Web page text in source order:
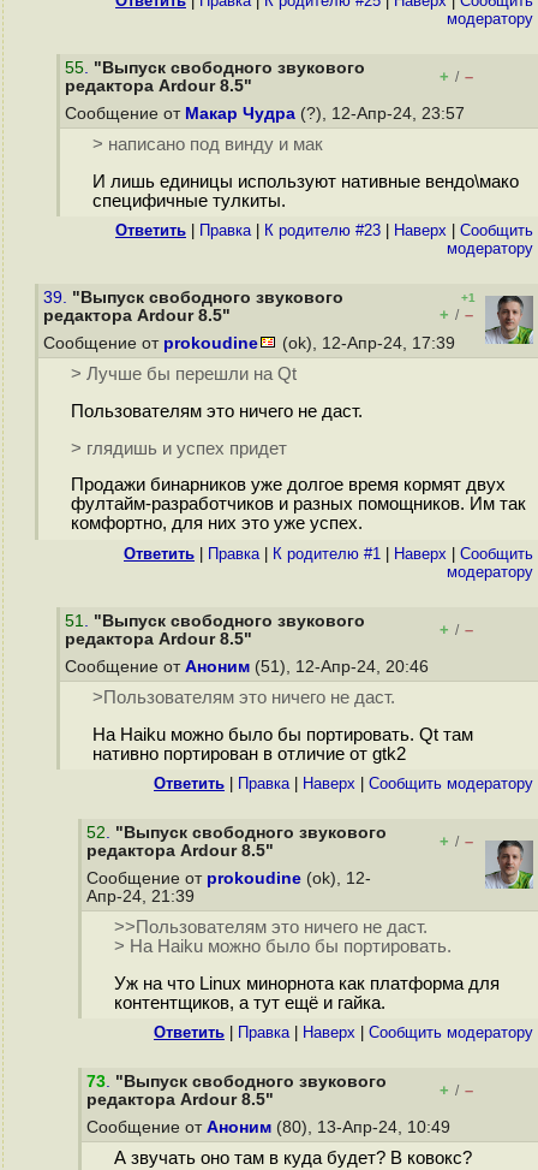
модератору
55. "Выпуск свободного звукового
редактора Ardour 8.5"
+ / –
Сообщение от Макар Чудра (?), 12-Апр-24, 23:57
> написано под винду и мак
И лишь единицы используют нативные вендо\мако
специфичные тулкиты.
Ответить Правка| К родителю #23 Наверх
Cообщить
модератору
39. "Выпуск свободного звукового
редактора Ardour 8.5"
+1
+ / –
Сообщение от prokoudine (ok), 12-Апр-24, 17:39
> Лучше бы перешли на Qt
Пользователям это ничего не даст.
> глядишь и успех придет
Продажи бинарников уже долгое время кормят двух
фултайм-разработчиков и разных помощников. Им так
комфортно, для них это уже успех.
Ответить Правка| К родителю #1 Наверх
Cообщить
модератору
51. "Выпуск свободного звукового
редактора Ardour 8.5"
+ / –
Сообщение от Аноним (51), 12-Апр-24, 20:46
>Пользователям это ничего не даст.
На Haiku можно было бы портировать. Qt там
нативно портирован в отличие от gtk2
Ответить Правка| Наверх Cообщить модератору
52. "Выпуск свободного звукового
редактора Ardour 8.5"
+ / –
Сообщение от prokoudine (ok), 12-
Апр-24, 21:39
>>Пользователям это ничего не даст.
> На Haiku можно было бы портировать.
Уж на что Linux минорнота как платформа для
контентщиков, а тут ещё и гайка.
Ответить Правка| Наверх Cообщить модератору
73. "Выпуск свободного звукового
редактора Ardour 8.5"
+ / –
Сообщение от Аноним (80), 13-Апр-24, 10:49
А звучать оно там в куда будет? В ковокс?